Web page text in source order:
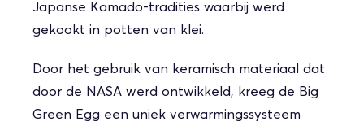
Japanse Kamado-tradities waarbij werd
gekookt in potten van klei.
Door het gebruik van keramisch materiaal dat
door de NASA werd ontwikkeld, kreeg de Big
Green Egg een uniek verwarmingssysteem